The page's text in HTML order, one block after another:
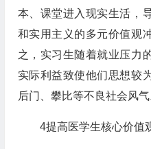
本、课堂进入现实生活，
和实用主义的多元价值观
之，实习生随着就业压力
实际利益致使他们思想较
后门、攀比等不良社会风气
4提高医学生核心价值